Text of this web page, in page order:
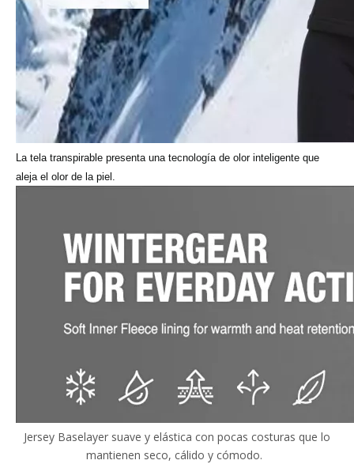
La tela transpirable presenta una tecnología de olor inteligente que
aleja el olor de la piel.
Jersey Baselayer suave y elástica con pocas costuras que lo
mantienen seco, cálido y cómodo.